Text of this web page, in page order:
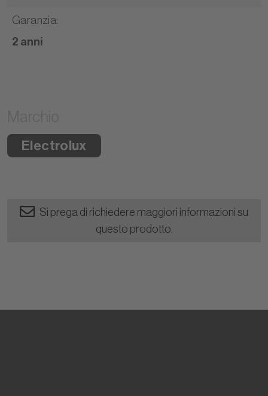
Garanzia:
2 anni
Electrolux
Si prega di richiedere maggiori informazioni su
questo prodotto.